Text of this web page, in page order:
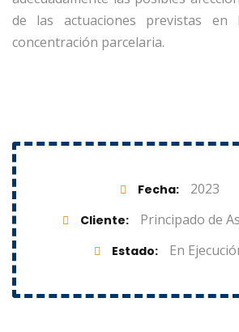
de las actuaciones previstas en
concentración parcelaria.
Fecha 2023
Cliente Principado de
Estado En